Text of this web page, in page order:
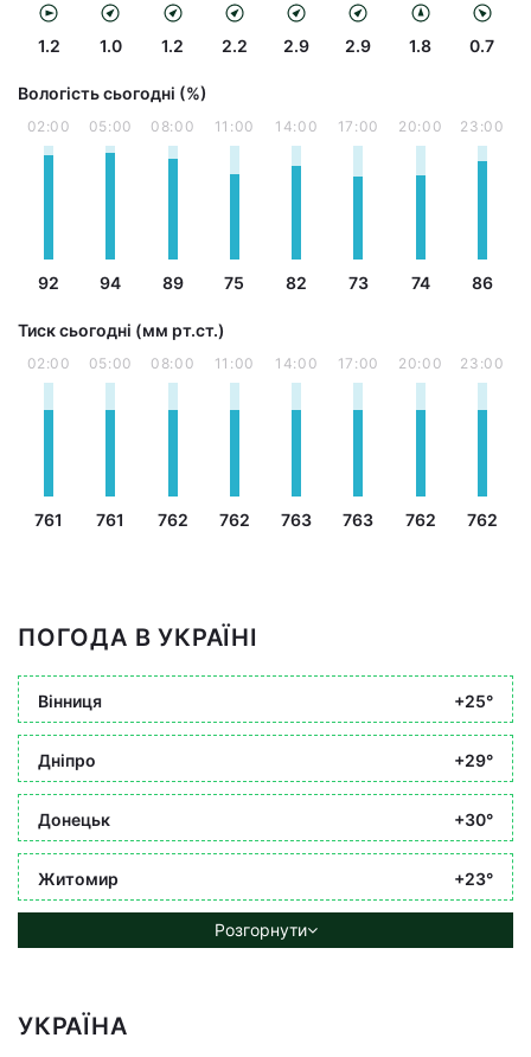
1.2 1.0 1.2 2.2 2.9 2.9 1.8 0.7
Вологість сьогодні (%)
02:00
92
05:00
94
08:00
89
11:00
75
14:00
82
17:00
73
20:00
74
23:00
86
Тиск сьогодні (мм рт.ст.)
02:00
761
05:00
761
08:00
762
11:00
762
14:00
763
17:00
763
20:00
762
23:00
762
ПОГОДА В УКРАЇНІ
Вінниця +25°
Дніпро +29°
Донецьк +30°
Житомир +23°
Розгорнути
УКРАЇНА